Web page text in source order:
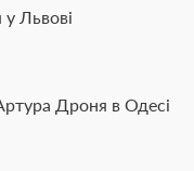
Львові
Дроня в Одесі